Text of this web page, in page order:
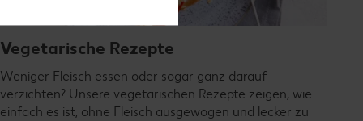
Vegetarische Rezepte
Weniger Fleisch essen oder sogar ganz darauf
verzichten? Unsere vegetarischen Rezepte zeigen, wie
einfach es ist, ohne Fleisch ausgewogen und lecker zu